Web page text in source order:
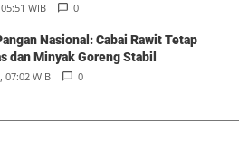
WIB 0
Nasional: Cabai Rawit Tetap
dan Minyak Goreng Stabil
07:02 WIB 0